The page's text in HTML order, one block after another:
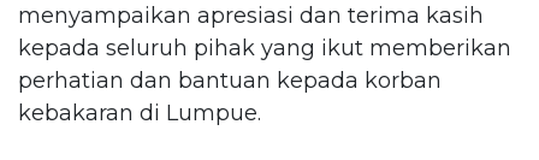
menyampaikan apresiasi dan terima kasih
kepada seluruh pihak yang ikut memberikan
perhatian dan bantuan kepada korban
kebakaran di Lumpue.